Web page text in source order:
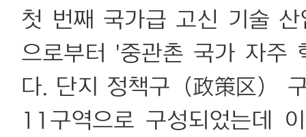
첫 번째 국가급 고신 기술
으로부터 '중관촌 국가 자주
다. 단지 정책구（政策区）
11구역으로 구성되었는데